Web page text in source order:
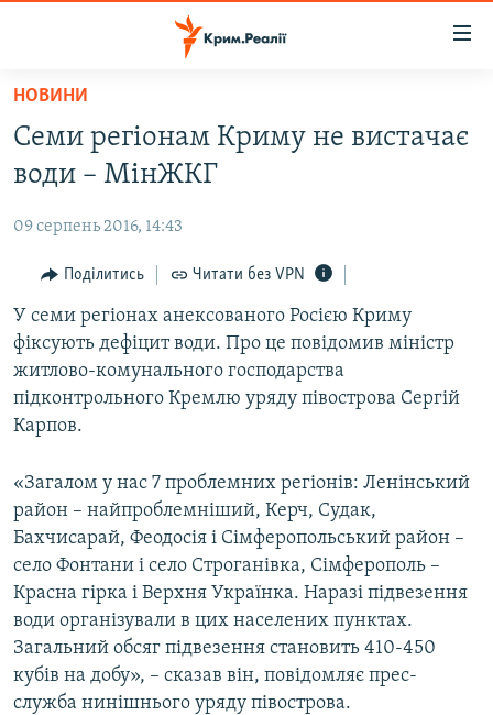
Перейти
основного
матеріалу
до
навігації
Перейти
до
пошуку
ВОДА.КРИМ
ПОЛІТИКА
БЛОГИ
ПОГЛЯД
ІНТЕРВ'Ю
ВСЕ ЗА ДЕНЬ
СПЕЦПРОЕКТИ
ВІДЕОУРОКИ «ELIFBE»
СВІДЧЕННЯ ОКУПАЦІЇ
УКРАЇНСЬКА ПРОБЛЕМА КРИМУ
ІНФОГРАФІКА
ЯК ОБІЙТИ БЛОКУВАННЯ
Русский
Qırımtatar
ДОЛУЧАЙСЯ!
НОВИНИ
Семи регіонам Криму не вистачає
води – МінЖКГ
09 серпень 2016, 14:43
Поділитись Читати без VPN
У семи регіонах анексованого Росією Криму
фіксують дефіцит води. Про це повідомив міністр
житлово-комунального господарства
підконтрольного Кремлю уряду півострова Сергій
Карпов.
«Загалом у нас 7 проблемних регіонів: Ленінський
район – найпроблемніший, Керч, Судак,
Бахчисарай, Феодосія і Сімферопольський район –
село Фонтани і село Строганівка, Сімферополь –
Красна гірка і Верхня Українка. Наразі підвезення
води організували в цих населених пунктах.
Загальний обсяг підвезення становить 410-450
кубів на добу», – сказав він, повідомляє прес-
служба нинішнього уряду півострова.